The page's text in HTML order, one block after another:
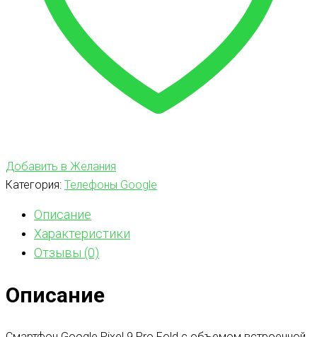
Добавить в Желания
Категория: Телефоны Google
Описание
Характеристики
Отзывы (0)
Описание